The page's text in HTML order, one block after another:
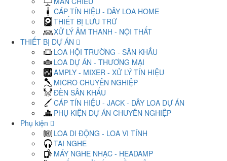
CÁP TÍN HIỆU - DÂY LOA HOME
THIẾT BỊ LƯU TRỮ
XỬ LÝ ÂM THANH - NỘI THẤT
THIẾT BỊ DỰ ÁN
LOA HỘI TRƯỜNG - SÂN KHẤU
LOA DỰ ÁN - THƯƠNG MẠI
AMPLY - MIXER - XỬ LÝ TÍN HIỆU
MICRO CHUYÊN NGHIỆP
ĐÈN SÂN KHẤU
CÁP TÍN HIỆU - JACK - DÂY LOA DỰ ÁN
PHỤ KIỆN DỰ ÁN CHUYÊN NGHIỆP
Phụ kiện
LOA DI ĐỘNG - LOA VI TÍNH
TAI NGHE
MÁY NGHE NHẠC - HEADAMP